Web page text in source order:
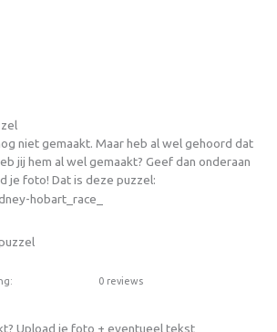
niet gemaakt. Maar heb al wel gehoord dat
jij hem al wel gemaakt? Geef dan onderaan
je foto! Dat is deze puzzel:
0 reviews
Upload je foto + eventueel tekst